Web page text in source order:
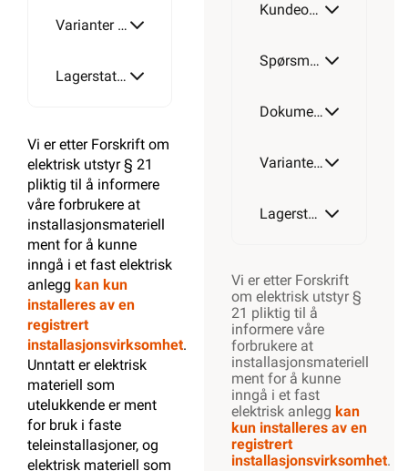
Varianter av artikkel
Lagerstatus
Vi er etter Forskrift om
elektrisk utstyr § 21
pliktig til å informere
våre forbrukere at
installasjonsmateriell
ment for å kunne
inngå i et fast elektrisk
anlegg kan kun
installeres av en
registrert
installasjonsvirksomhet.
Unntatt er elektrisk
materiell som
utelukkende er ment
for bruk i faste
teleinstallasjoner, og
elektrisk materiell som
240mm²
Kundeomtale
Spørsmål og svar
Dokumentasjon
Varianter av artikkel
Lagerstatus
Vi er etter Forskrift
om elektrisk utstyr §
21 pliktig til å
informere våre
forbrukere at
installasjonsmateriell
ment for å kunne
inngå i et fast
elektrisk anlegg kan
kun installeres av en
registrert
installasjonsvirksomhet.